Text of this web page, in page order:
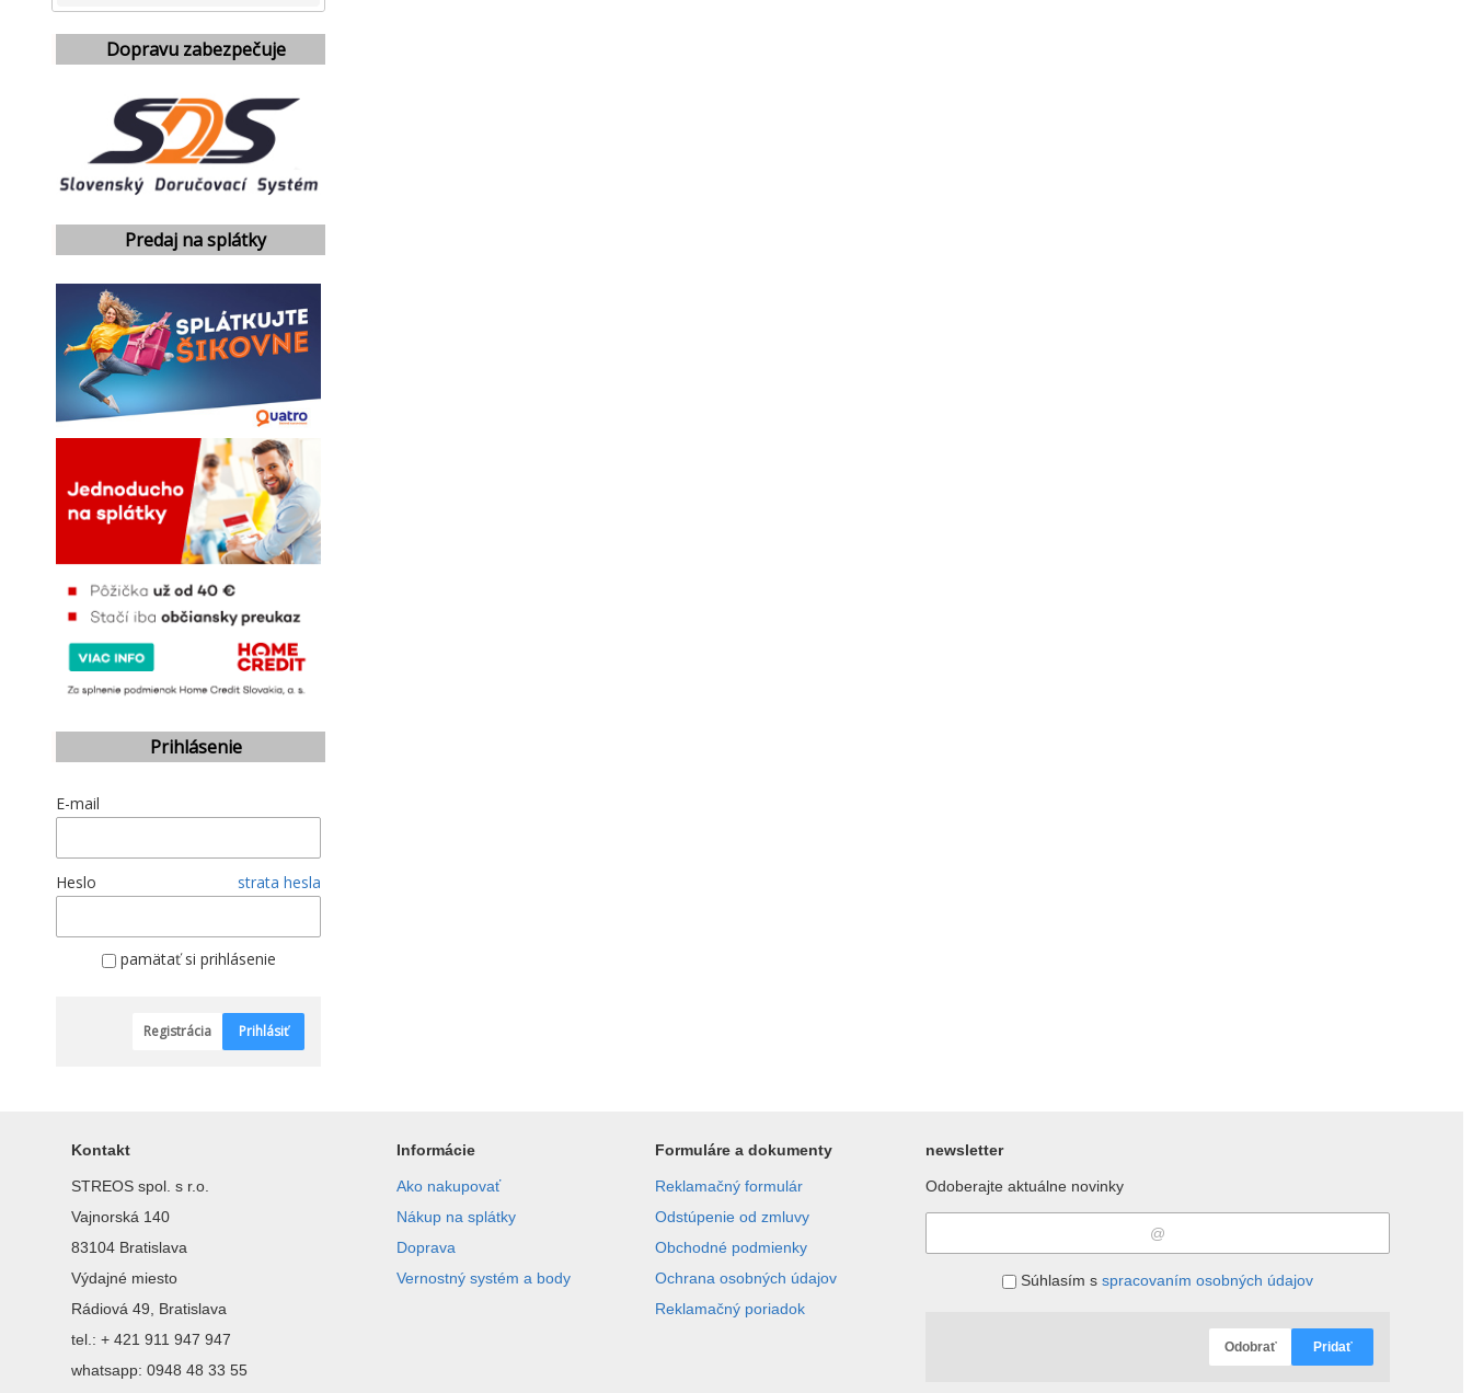
Dopravu zabezpečuje
Predaj na splátky
Prihlásenie
E-mail
Heslo strata hesla
pamätať si prihlásenie
Registrácia Prihlásiť
Kontakt
STREOS spol. s r.o.
Vajnorská 140
83104 Bratislava
Výdajné miesto
Rádiová 49, Bratislava
tel.: + 421 911 947 947
whatsapp: 0948 48 33 55
Informácie
Ako nakupovať
Nákup na splátky
Doprava
Vernostný systém a body
Formuláre a dokumenty
Reklamačný formulár
Odstúpenie od zmluvy
Obchodné podmienky
Ochrana osobných údajov
Reklamačný poriadok
newsletter
Odoberajte aktuálne novinky
Súhlasím s spracovaním osobných údajov
Odobrať Pridať